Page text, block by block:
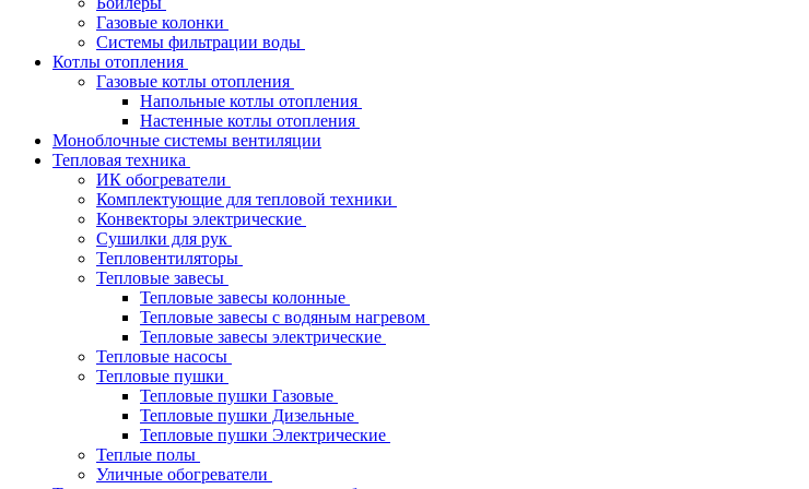
Газовые колонки
Системы фильтрации воды
Котлы отопления
Газовые котлы отопления
Напольные котлы отопления
Настенные котлы отопления
Моноблочные системы вентиляции
Тепловая техника
ИК обогреватели
Комплектующие для тепловой техники
Конвекторы электрические
Сушилки для рук
Тепловентиляторы
Тепловые завесы
Тепловые завесы колонные
Тепловые завесы с водяным нагревом
Тепловые завесы электрические
Тепловые насосы
Тепловые пушки
Тепловые пушки Газовые
Тепловые пушки Дизельные
Тепловые пушки Электрические
Теплые полы
Уличные обогреватели